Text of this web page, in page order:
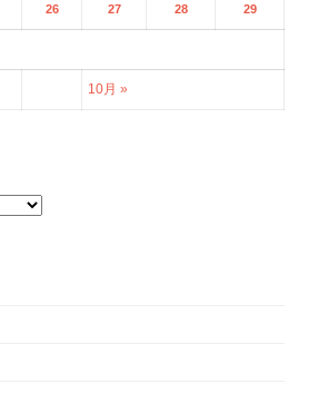
10月 »
26 27 28 29